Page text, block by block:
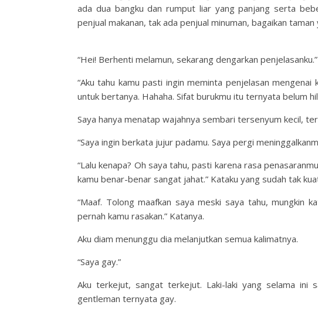
ada dua bangku dan rumput liar yang panjang serta
penjual makanan, tak ada penjual minuman, bagaikan taman
“Hei! Berhenti melamun, sekarang dengarkan
“Aku tahu kamu pasti ingin meminta penjelasan
untuk bertanya. Hahaha. Sifat burukmu itu ternyata belum
Saya hanya menatap wajahnya sembari tersenyum kecil,
“Saya ingin berkata jujur padamu. Saya pergi
“Lalu kenapa? Oh saya tahu, pasti karena rasa
kamu benar-benar sangat jahat.” Kataku yang sudah tak
“Maaf. Tolong maafkan saya meski saya tahu, mungkin
pernah kamu rasakan.” Katanya.
Aku diam menunggu dia melanjutkan semua kalimatnya.
“Saya gay.”
Aku terkejut, sangat terkejut. Laki-laki yang selama ini
gentleman ternyata gay.